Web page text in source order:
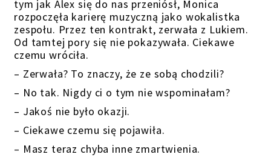
tym jak Alex się do nas przeniósł, Monica
rozpoczęła karierę muzyczną jako wokalistka
zespołu. Przez ten kontrakt, zerwała z Lukiem.
Od tamtej pory się nie pokazywała. Ciekawe
czemu wróciła.
– Zerwała? To znaczy, że ze sobą chodzili?
– No tak. Nigdy ci o tym nie wspominałam?
– Jakoś nie było okazji.
– Ciekawe czemu się pojawiła.
– Masz teraz chyba inne zmartwienia.